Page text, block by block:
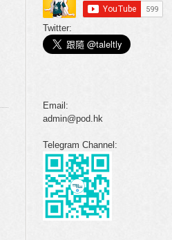
Twitter:
Email:
admin@pod.hk
Telegram Channel: